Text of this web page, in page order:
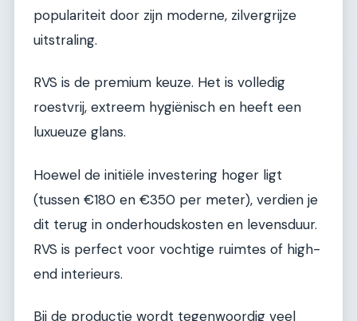
populariteit door zijn moderne, zilvergrijze
uitstraling.
RVS is de premium keuze. Het is volledig
roestvrij, extreem hygiënisch en heeft een
luxueuze glans.
Hoewel de initiële investering hoger ligt
(tussen €180 en €350 per meter), verdien je
dit terug in onderhoudskosten en levensduur.
RVS is perfect voor vochtige ruimtes of high-
end interieurs.
Bij de productie wordt tegenwoordig veel